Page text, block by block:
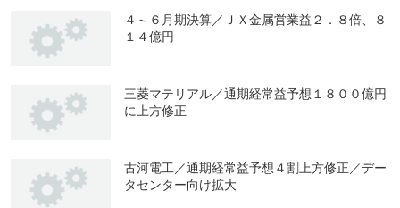
４～６月期決算／ＪＸ金属営業益２．８倍、８
１４億円
三菱マテリアル／通期経常益予想１８００億円
に上方修正
古河電工／通期経常益予想４割上方修正／デー
タセンター向け拡大